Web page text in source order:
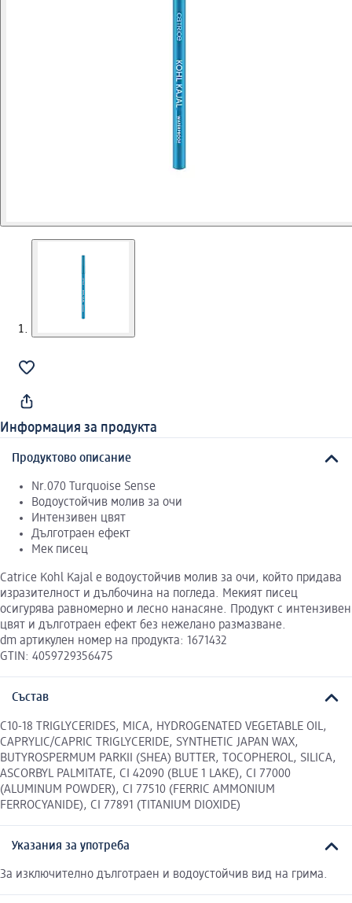
Информация за продукта
Продуктово описание
Nr.070 Turquoise Sense
Водоустойчив молив за очи
Интензивен цвят
Дълготраен ефект
Мек писец
Catrice Kohl Kajal е водоустойчив молив за очи, който придава
изразителност и дълбочина на погледа. Мекият писец
осигурява равномерно и лесно нанасяне. Продукт с интензивен
цвят и дълготраен ефект без нежелано размазване.
dm артикулен номер на продукта: 1671432
GTIN: 4059729356475
Състав
C10-18 TRIGLYCERIDES, MICA, HYDROGENATED VEGETABLE OIL,
CAPRYLIC/CAPRIC TRIGLYCERIDE, SYNTHETIC JAPAN WAX,
BUTYROSPERMUM PARKII (SHEA) BUTTER, TOCOPHEROL, SILICA,
ASCORBYL PALMITATE, CI 42090 (BLUE 1 LAKE), CI 77000
(ALUMINUM POWDER), CI 77510 (FERRIC AMMONIUM
FERROCYANIDE), CI 77891 (TITANIUM DIOXIDE)
Указания за употреба
За изключително дълготраен и водоустойчив вид на грима.